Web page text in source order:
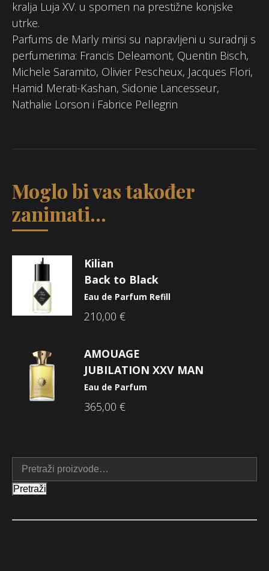
kralja Luja XV. u spomen na prestižne konjske
utrke.
Parfums de Marly mirisi su napravljeni u suradnji s
perfumerima: Francis Deleamont, Quentin Bisch,
Michele Saramito, Olivier Pescheux, Jacques Flori,
Hamid Merati-Kashan, Sidonie Lancesseur,
Nathalie Lorson i Fabrice Pellegrin
Moglo bi vas također
zanimati...
Kilian
Back to Black
Eau de Parfum Refill
210,00 €
AMOUAGE
JUBILATION XXV MAN
Eau de Parfum
365,00 €
Pretraži